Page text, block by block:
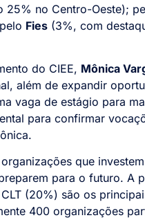
25% no Centro-Oeste);
Fies (3%, com
do CIEE, Mônica
além de expandir
vaga de estágio para
para confirmar
que
para o futuro. A
(20%) são os
400 organizações